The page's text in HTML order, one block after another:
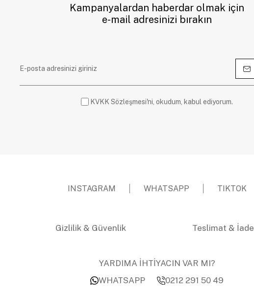
Kampanyalardan haberdar olmak için
e-mail adresinizi bırakın
KVKK Sözleşmesi'ni, okudum, kabul ediyorum.
INSTAGRAM WHATSAPP TIKTOK
Gizlilik & Güvenlik Teslimat & İade
YARDIMA İHTİYACIN VAR MI?
WHATSAPP
0212 291 50 49